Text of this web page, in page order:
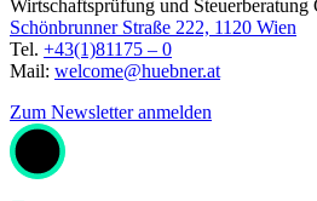
Wirtschaftsprüfung und
Schönbrunner Straße 222, 1120 Wien
Tel. +43(1)81175 – 0
Mail: welcome@huebner.at
Zum Newsletter anmelden